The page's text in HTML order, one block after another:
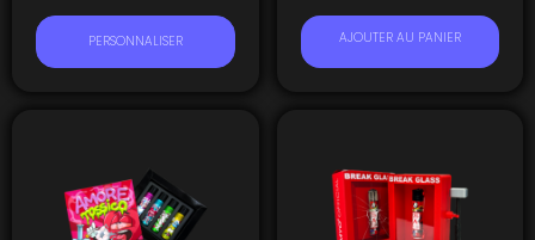
PERSONNALISER AJOUTER AU PANIER